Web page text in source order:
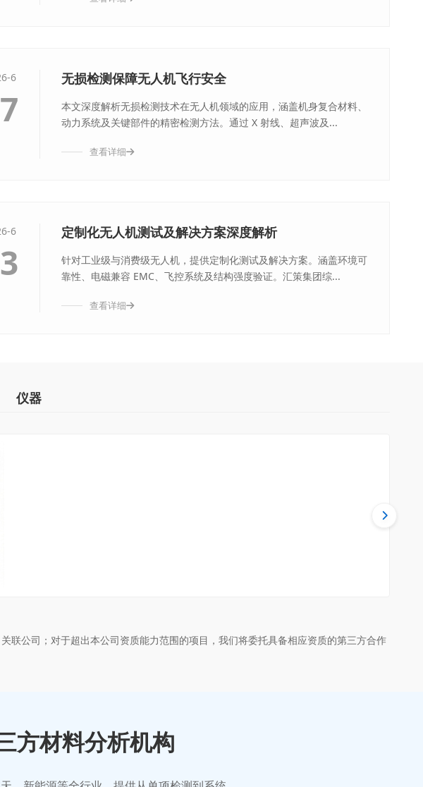
6 无损检测保障无人机飞行安全
本文深度解析无损检测技术在无人机领域的应用，涵盖机身复合材料、
动力系统及关键部件的精密检测方法。通过 X 射线、超声波及...
查看详细
6 定制化无人机测试及解决方案深度解析
针对工业级与消费级无人机，提供定制化测试及解决方案。涵盖环境可
靠性、电磁兼容 EMC、飞控系统及结构强度验证。汇策集团综...
查看详细
仪器
公司；对于超出本公司资质能力范围的项目，我们将委托具备相应资质的第三方合作
方材料分析机构